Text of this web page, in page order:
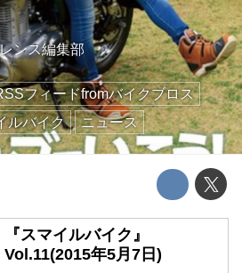
ンス編集部
フィードfromバイクブロス
ルバイク ニュース
『スマイルバイク』
Vol.11(2015年5月7日)